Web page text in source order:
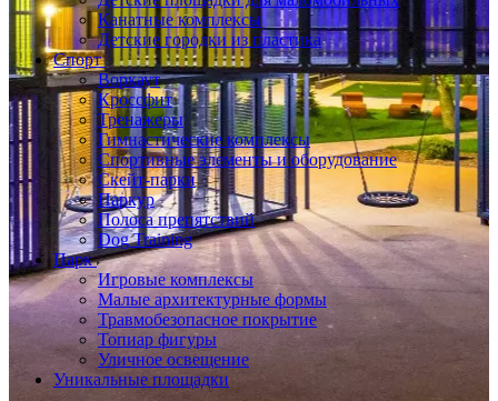
Канатные комплексы
Детские городки из пластика
Спорт
Воркаут
Кроссфит
Тренажеры
Гимнастические комплексы
Спортивные элементы и оборудование
Скейт-парки
Паркур
Полоса препятствий
Dog Training
Парк
Игровые комплексы
Малые архитектурные формы
Травмобезопасное покрытие
Топиар фигуры
Уличное освещение
Уникальные площадки